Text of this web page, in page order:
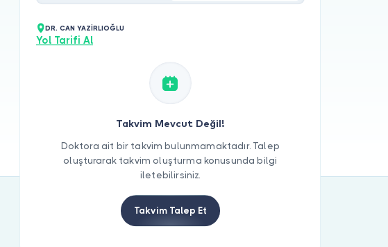
DR. CAN YAZİRLIOĞLU
Yol Tarifi Al
Takvim Mevcut Değil!
Doktora ait bir takvim bulunmamaktadır. Talep
oluşturarak takvim oluşturma konusunda bilgi
iletebilirsiniz.
Takvim Talep Et